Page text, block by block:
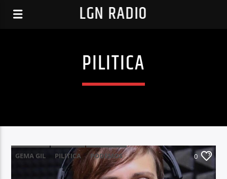
LGN RADIO
PILITICA
GEMA GIL PILITICA
PODEMOS
PODEMOS LEGANES
0